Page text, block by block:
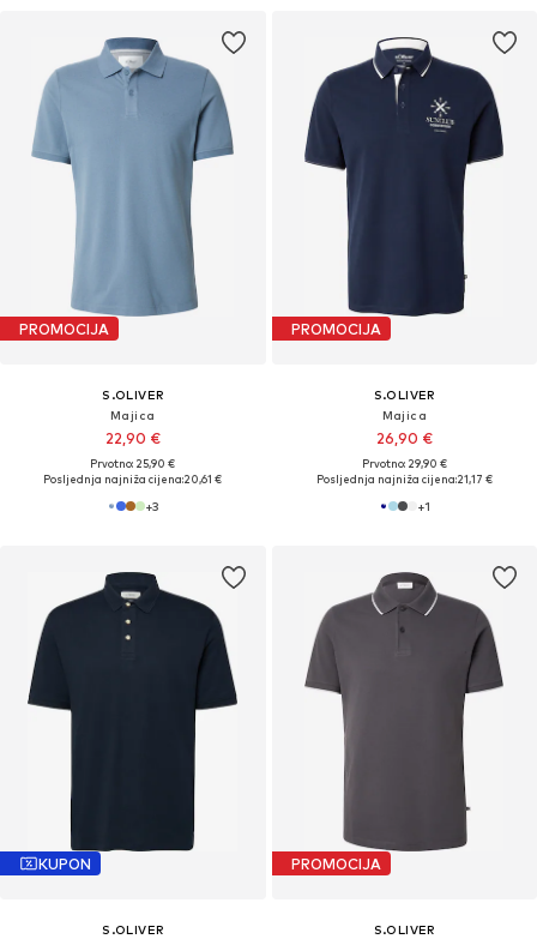
PROMOCIJA
S.OLIVER
Majica
22,90 €
Prvotno: 25,90 €
Posljednja najniža cijena:20,61 €
+3
PROMOCIJA
S.OLIVER
Majica
26,90 €
Prvotno: 29,90 €
Posljednja najniža cijena:21,17 €
+1
KUPON
S.OLIVER
PROMOCIJA
S.OLIVER